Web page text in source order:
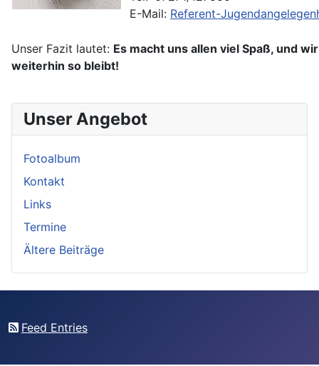
E-Mail: Referent-
Unser Fazit lautet: Es macht uns allen viel Spaß, und
weiterhin so bleibt!
Unser Angebot
Fotoalbum
Kontakt
Links
Termine
Ältere Beiträge
Feed Entries